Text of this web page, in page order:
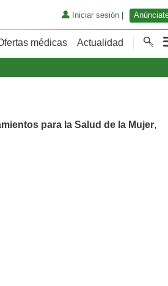
Iniciar sesión|
médicas Actualidad
para la Salud de la Mujer,